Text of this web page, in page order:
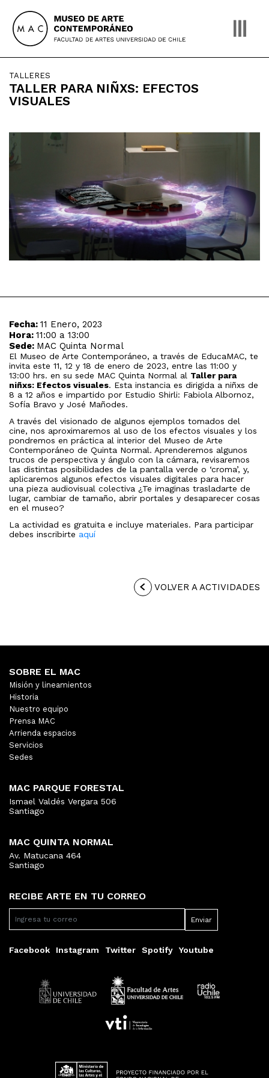
content
TALLERES
TALLER PARA NIÑXS: EFECTOS
VISUALES
Fecha: 11 Enero, 2023
Hora: 11:00 a 13:00
Sede: MAC Quinta Normal
El Museo de Arte Contemporáneo, a través de EducaMAC, te
invita este 11, 12 y 18 de enero de 2023, entre las 11:00 y
13:00 hrs. en su sede MAC Quinta Normal al Taller para
niñxs: Efectos visuales. Esta instancia es dirigida a niñxs de
8 a 12 años e impartido por Estudio Shirli: Fabiola Albornoz,
Sofía Bravo y José Mañodes.
A través del visionado de algunos ejemplos tomados del
cine, nos aproximaremos al uso de los efectos visuales y los
pondremos en práctica al interior del Museo de Arte
Contemporáneo de Quinta Normal. Aprenderemos algunos
trucos de perspectiva y ángulo con la cámara, revisaremos
las distintas posibilidades de la pantalla verde o ‘croma’, y,
aplicaremos algunos efectos visuales digitales para hacer
una pieza audiovisual colectiva ¿Te imaginas trasladarte de
lugar, cambiar de tamaño, abrir portales y desaparecer cosas
en el museo?
La actividad es gratuita e incluye materiales. Para participar
debes inscribirte aquí
VOLVER A ACTIVIDADES
RECIBE ARTE EN TU CORREO
Facebook Instagram Twitter Spotify Youtube
SOBRE EL MAC
Misión y lineamientos
Historia
Nuestro equipo
Prensa MAC
Arrienda espacios
Servicios
Sedes
MAC PARQUE FORESTAL
Ismael Valdés Vergara 506
Santiago
MAC QUINTA NORMAL
Av. Matucana 464
Santiago